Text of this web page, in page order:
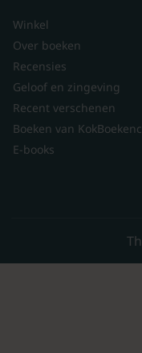
Winkel
Over boeken
Recensies
Geloof en zingeving
Recent verschenen
Boeken van
E-books